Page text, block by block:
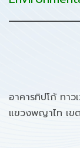
อาคารทิปโก้ ทา
แขวงพญาไท เ